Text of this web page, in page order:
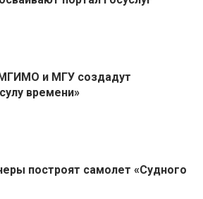
и МГУ создадут
времени»
построят самолет «Судного